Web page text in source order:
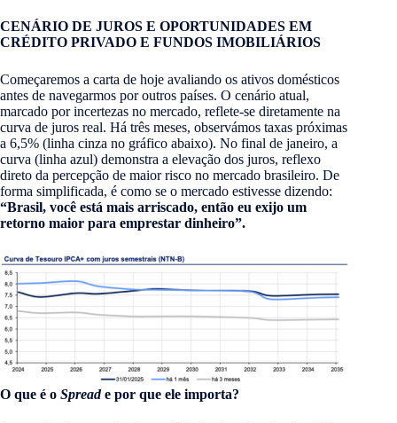
CENÁRIO DE JUROS E OPORTUNIDADES EM
CRÉDITO PRIVADO E FUNDOS IMOBILIÁRIOS
Começaremos a carta de hoje avaliando os ativos domésticos
antes de navegarmos por outros países. O cenário atual,
marcado por incertezas no mercado, reflete-se diretamente na
curva de juros real. Há três meses, observámos taxas próximas
a 6,5% (linha cinza no gráfico abaixo). No final de janeiro, a
curva (linha azul) demonstra a elevação dos juros, reflexo
direto da percepção de maior risco no mercado brasileiro. De
forma simplificada, é como se o mercado estivesse dizendo:
“Brasil, você está mais arriscado, então eu exijo um
retorno maior para emprestar dinheiro”.
O que é o Spreade por que ele importa?